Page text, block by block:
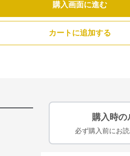
購入画面に進む
カートに追加する
購入時の
必ず購入前にお読